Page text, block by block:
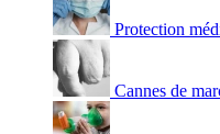
Protection
Cannes de